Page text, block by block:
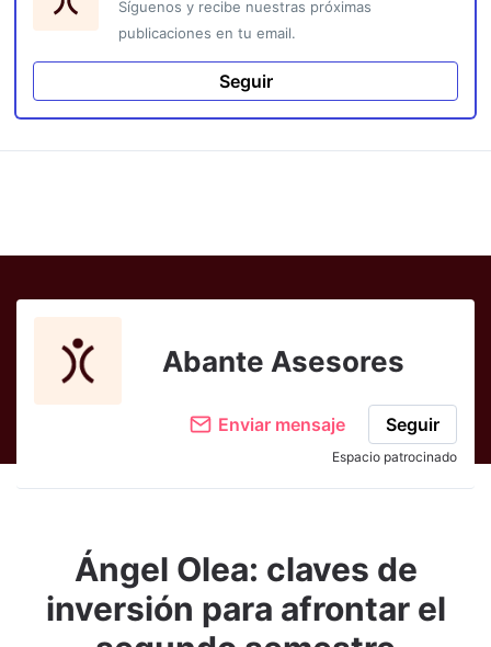
Síguenos y recibe nuestras próximas
publicaciones en tu email.
Seguir
Abante Asesores
Enviar mensaje Seguir
Espacio patrocinado
Ángel Olea: claves de
inversión para afrontar el